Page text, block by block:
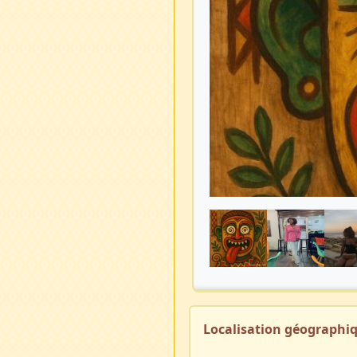
Localisation